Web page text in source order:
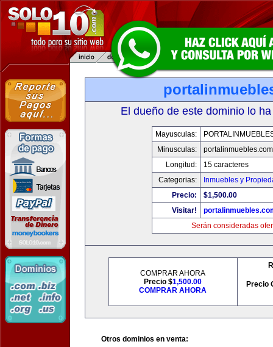
El dueño de este dominio lo
Mayusculas:
Minusculas:
portalinmuebles.com
Longitud:
15 caracteres
Categorias:
Inmuebles y
Precio:
$1,500.00
Visitar!
Serán consideradas
COMPRAR AHORA
Precio $1,500.00
COMPRAR AHORA
Precio
Otros dominios en venta: